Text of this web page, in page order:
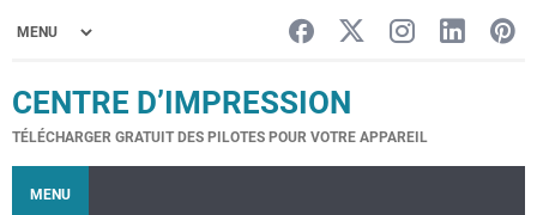
CENTRE D’IMPRESSION
TÉLÉCHARGER GRATUIT DES PILOTES POUR VOTRE APPAREIL
MENU